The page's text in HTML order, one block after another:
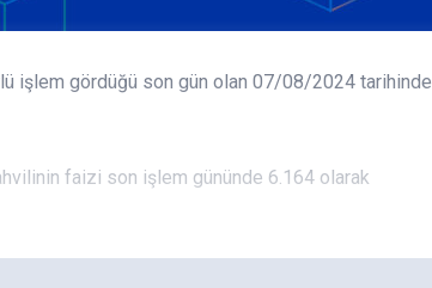
işlem gördüğü son gün olan 07/08/2024 tarihinde
faizi son işlem gününde 6.164 olarak